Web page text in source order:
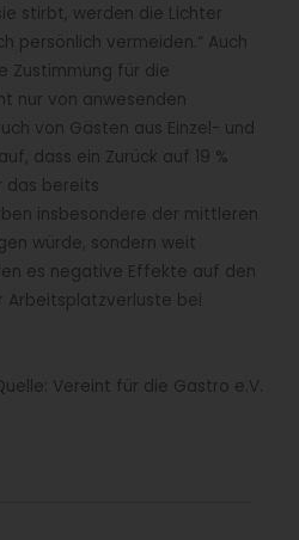
stirbt, werden die Lichter
persönlich vermeiden.“ Auch
Zustimmung für die
nur von anwesenden
von Gästen aus Einzel- und
dass ein Zurück auf 19 %
das bereits
insbesondere der mittleren
würde, sondern weit
es negative Effekte auf den
Arbeitsplatzverluste bei
Vereint für die Gastro e.V.